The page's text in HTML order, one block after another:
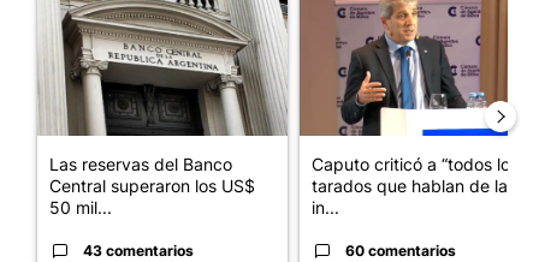
Las reservas del Banco
Central superaron los US$
50 mil...
43 comentarios
Caputo criticó a “todos los
tarados que hablan de la
in...
60 comentarios